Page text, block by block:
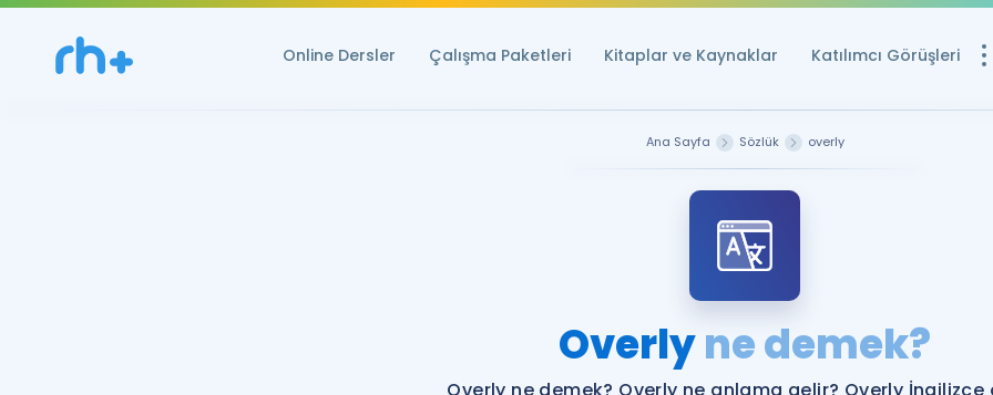
Online Dersler Çalışma Paketleri Kitaplar ve Kaynaklar Katılımcı Görüşleri
YDS ve YÖKDİL
Rehberlik Aracı
Ana Sayfa Sözlük overly
Overlyne demek?